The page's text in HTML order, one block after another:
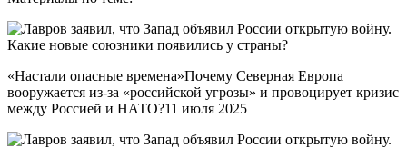
«Настали опасные времена»Почему Северная Европа
вооружается из-за «российской угрозы» и провоцирует кризис
между Россией и НАТО?11 июля 2025